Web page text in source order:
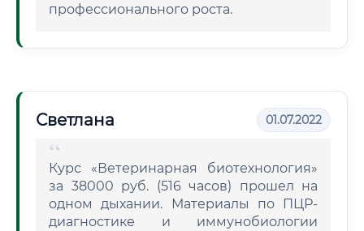
профессионального роста.
Светлана 01.07.2022
Курс «Ветеринарная биотехнология»
за 38000 руб. (516 часов) прошел на
одном дыхании. Материалы по ПЦР-
диагностике и иммунобиологии